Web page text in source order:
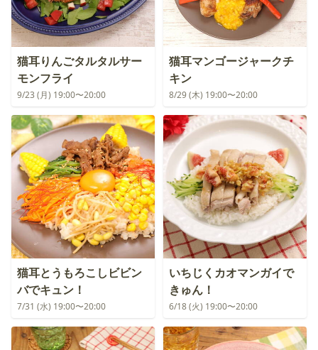
猫耳りんごタルタルサー
モンフライ
9/23 (月) 19:00〜20:00
猫耳マンゴージャークチ
キン
8/29 (木) 19:00〜20:00
猫耳とうもろこしビビン
バでキュン！
7/31 (水) 19:00〜20:00
いちじくカオマンガイで
きゅん！
6/18 (火) 19:00〜20:00